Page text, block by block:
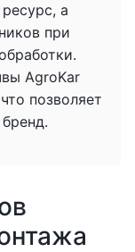
а
при
AgroKar
позволяет